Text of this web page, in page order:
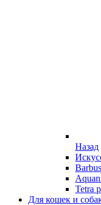
Назад
Tetra
Для кошек и